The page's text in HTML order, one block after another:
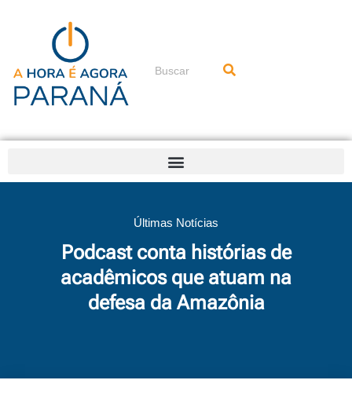
conteúdo
Pesquisar
Últimas Notícias
Podcast conta histórias de
acadêmicos que atuam na
defesa da Amazônia